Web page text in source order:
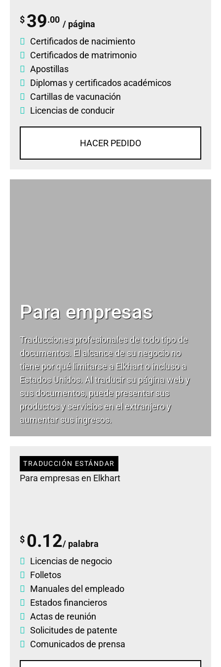
$ 39.00 / página
Certificados de nacimiento
Certificados de matrimonio
Apostillas
Diplomasycertificados académicos
Cartillas de vacunación
Licencias de conducir
HACER PEDIDO
Para empresas
Traducciones profesionales de todo tipo de
documentos. El alcance de su negocio no
tiene por qué limitarse a Elkhart o incluso a
Estados Unidos. Al traducir su página web y
sus documentos, puede presentar sus
productos y servicios en el extranjero y
aumentar sus ingresos.
TRADUCCIÓN ESTÁNDAR
Para empresas en Elkhart
$ 0.12/ palabra
Licencias de negocio
Folletos
Manuales del empleado
Estados financieros
Actas de reunión
Solicitudes de patente
Comunicados de prensa